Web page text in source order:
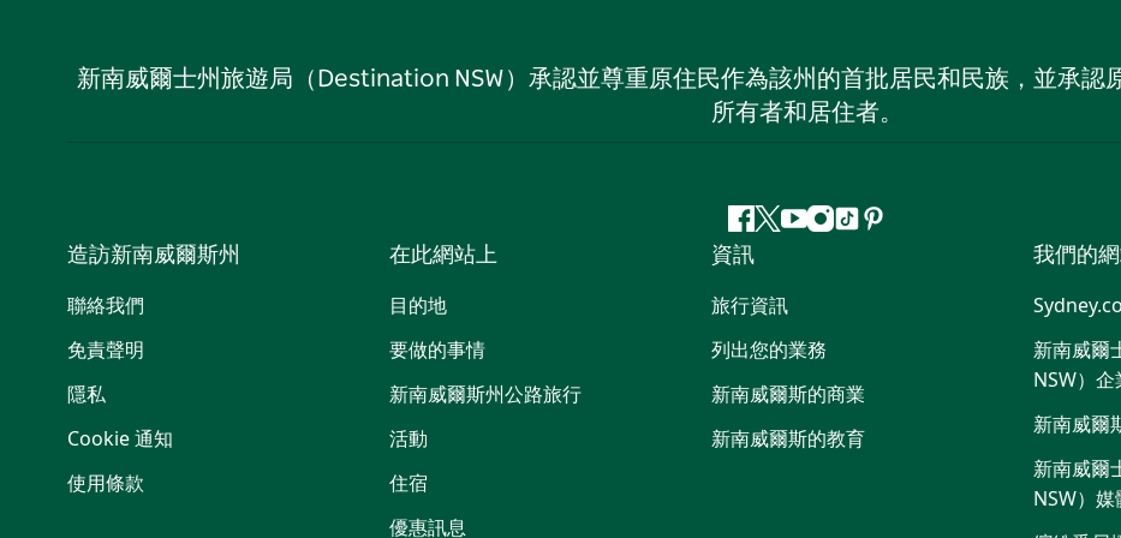
新南威爾士州旅遊局（Destination NSW）承認並尊重原住民作為該州的首批居民和民族，並承認
所有者和居住者。
Facebook
嘰
喳
喳
Youtube
Instagram
抖 Pinterest
造訪新南威爾斯州
聯絡我們
免責聲明
隱私
Cookie 通知
使用條款
在此網站上
目的地
要做的事情
新南威爾斯州公路旅行
活動
住宿
優惠訊息
資訊
旅行資訊
列出您的業務
新南威爾斯的商業
新南威爾斯的教育
我們的
新南威爾
NSW）
新南威爾
新南威爾
NSW）